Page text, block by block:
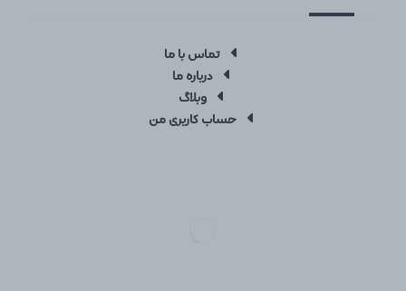
تماس با ما
درباره ما
وبلاگ
حساب کاربری من